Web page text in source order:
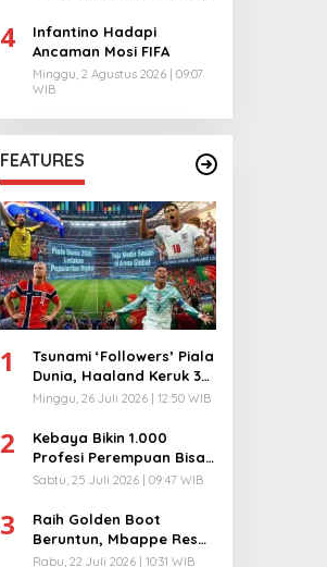
4
Infantino Hadapi
Ancaman Mosi FIFA
Minggu, 2 Agustus 2026 | 09:07
WIB
FEATURES
1
Tsunami ‘Followers’ Piala
Dunia, Haaland Keruk 32
Juta, Kiper 40 Tahun
Minggu, 26 Juli 2026 | 12:50 WIB
2
Kebaya Bikin 1.000
Profesi Perempuan Bisa
Menyatu di Arena
Sabtu, 25 Juli 2026 | 09:47 WIB
3
Raih Golden Boot
Beruntun, Mbappe Resmi
Kunci Takhta Top Skor
Rabu, 22 Juli 2026 | 10:31 WIB